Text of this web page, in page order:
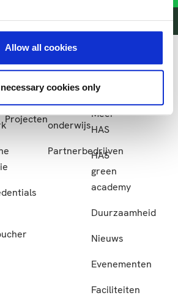
Allow all cookies
cookies only
@HASgreenacademy ZoekenInloggen
Onderzoek
Onderzoek
Lectoraten
Projecten
Samenwerken
Samenwerken
Samenwerken
in het
onderwijs
Partnerbedrijven
green
academy
Meer
HAS
HAS
green
academy
Duurzaamheid
Nieuws
Evenementen
Faciliteiten